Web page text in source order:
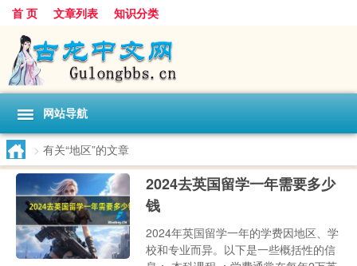
首 页 文章列表 知识分类
网站导航
> 有关“地区”的文章
2024去英国留学一年需要多少
钱
2024年英国留学一年的学费因地区、学
校和专业而异。以下是一些概括性的信